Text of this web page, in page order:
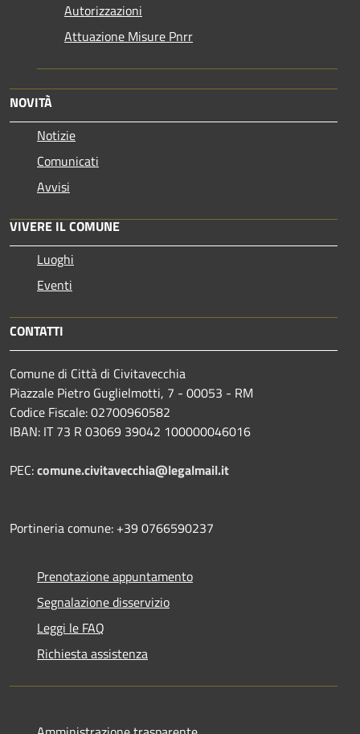
Autorizzazioni
Attuazione Misure Pnrr
NOVITÀ
Notizie
Comunicati
Avvisi
VIVERE IL COMUNE
Luoghi
Eventi
CONTATTI
Comune di Città di Civitavecchia
Piazzale Pietro Guglielmotti, 7 - 00053 - RM
Codice Fiscale: 02700960582
IBAN: IT 73 R 03069 39042 100000046016
PEC:comune.civitavecchia@legalmail.it
Portineria comune: +39 0766590237
Prenotazione appuntamento
Segnalazione disservizio
Leggi le FAQ
Richiesta assistenza